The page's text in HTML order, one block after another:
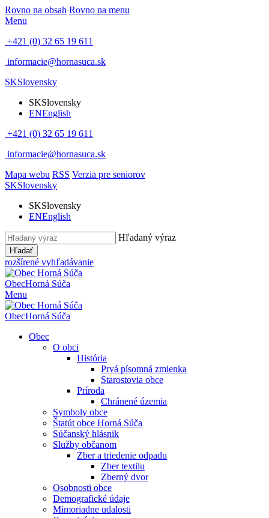
Rovno na obsah Rovno na menu
Menu
+421 (0) 32 65 19 611
informacie@hornasuca.sk
SKSlovensky
SKSlovensky
ENEnglish
+421 (0) 32 65 19 611
informacie@hornasuca.sk
Mapa webu RSS Verzia pre seniorov
SKSlovensky
SKSlovensky
ENEnglish
Hľadaný výraz
Hľadať
rozšírené vyhľadávanie
ObecHorná Súča
Menu
ObecHorná Súča
Obec
O obci
História
Prvá písomná zmienka
Starostovia obce
Príroda
Chránené územia
Symboly obce
Štatút obce Horná Súča
Súčanský hlásnik
Služby občanom
Zber a triedenie odpadu
Zber textilu
Zberný dvor
Osobnosti obce
Demografické údaje
Mimoriadne udalosti